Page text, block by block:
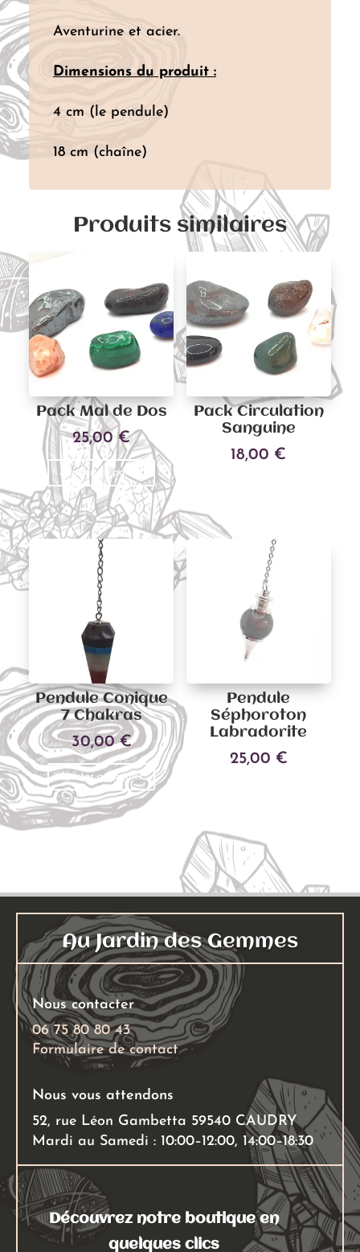
Aventurine et acier.
Dimensions du produit :
4 cm (le pendule)
18 cm (chaîne)
Produits similaires
Pack Mal de Dos
25,00€
Ajouter au panier
Pack Circulation
Sanguine
18,00 €
Pendule Conique
7 Chakras
30,00€
Ajouter au panier
Pendule
Séphoroton
Labradorite
25,00 €
Au Jardin des Gemmes
Nous contacter
06 75 80 80 43
Formulaire de contact
Nous vous attendons
52, rue Léon Gambetta 59540 CAUDRY
Mardi au Samedi : 10:00–12:00, 14:00–18:30
Découvrez notre boutique en
quelques clics